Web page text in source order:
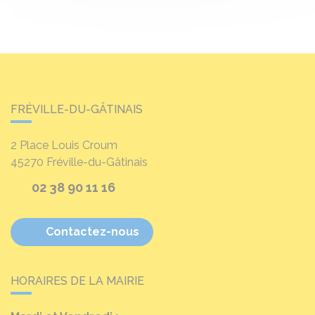
FRÉVILLE-DU-GÂTINAIS
2 Place Louis Croum
45270 Fréville-du-Gâtinais
02 38 90 11 16
Contactez-nous
HORAIRES DE LA MAIRIE